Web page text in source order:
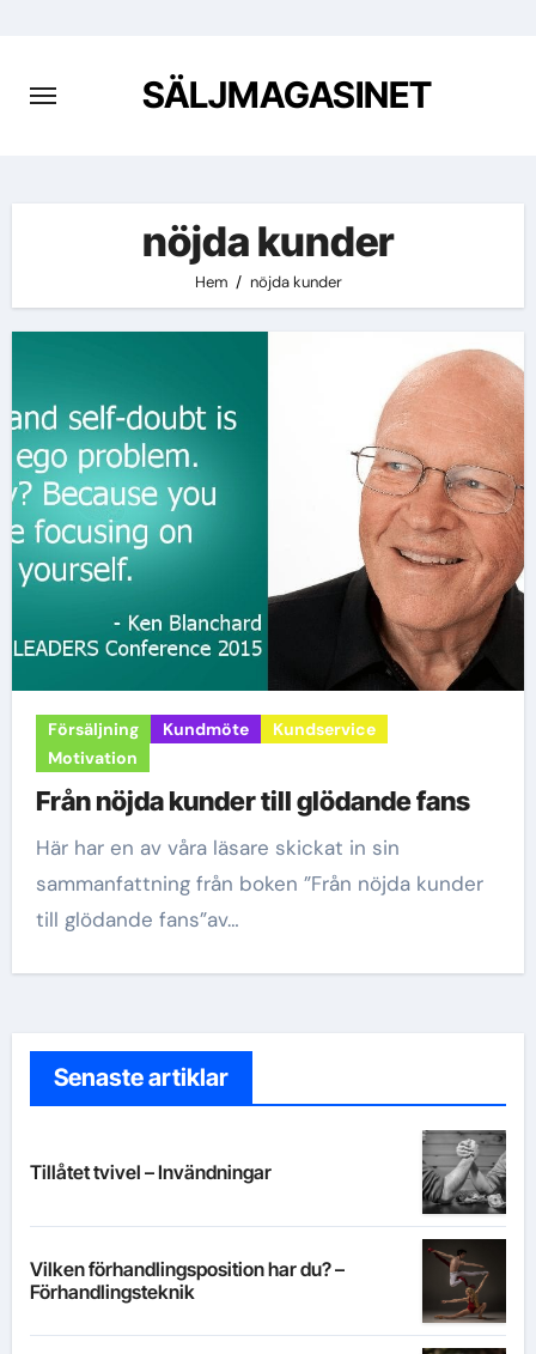
innehåll
SÄLJMAGASINET
nöjda kunder
Hem nöjda kunder
Försäljning Kundmöte
Kundservice
Motivation
Från nöjda kunder till glödande fans
Här har en av våra läsare skickat in sin
sammanfattning från boken ”Från nöjda kunder
till glödande fans”av…
Senaste artiklar
Tillåtet tvivel – Invändningar
Vilken förhandlingsposition har du? –
Förhandlingsteknik